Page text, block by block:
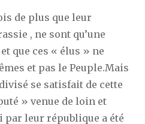
de plus que leur
, ne sont qu’une
que ces « élus » ne
et pas le Peuple.Mais
se satisfait de cette
» venue de loin et
leur république a été